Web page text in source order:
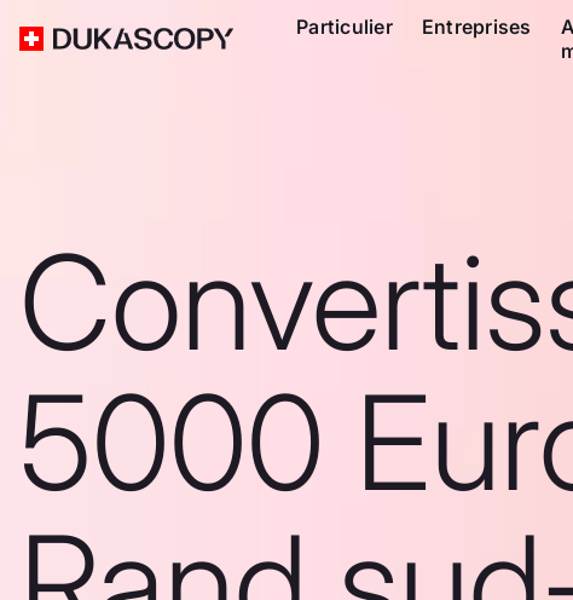
Particulier Entreprises
5000